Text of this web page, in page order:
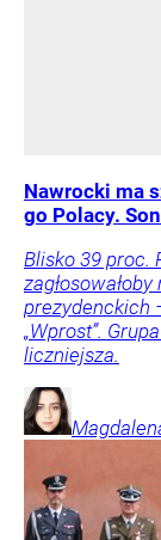
Nawrocki ma
go Polacy.
Blisko 39 proc.
prezydenckich
„Wprost”.
liczniejsza.